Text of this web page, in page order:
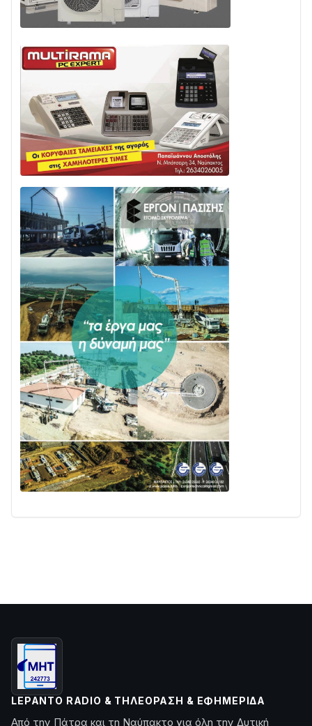
LEPANTO RADIO & ΤΗΛΕΌΡΑΣΗ & ΕΦΗΜΕΡΊΔΑ
Από την Πάτρα και τη Ναύπακτο για όλη την Δυτική